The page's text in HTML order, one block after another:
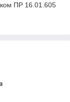
ПР 16.01.605